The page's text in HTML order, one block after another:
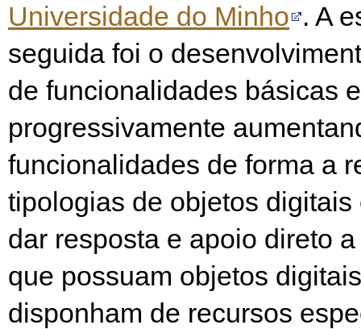
Universidade do Minho . A
seguida foi o
de funcionalidades básicas
progressivamente
funcionalidades de forma a
tipologias de objetos digitais
dar resposta e apoio direto
que possuam objetos
disponham de recursos